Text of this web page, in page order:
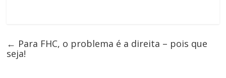
← Para FHC, o problema é a direita – pois que
seja!